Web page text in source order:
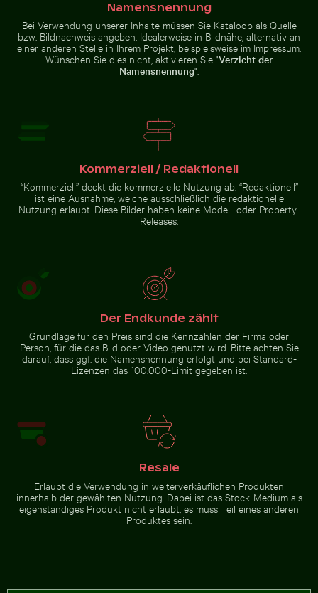
Verschwommene Waldszene mit
Bewegungseffekt
Detailreiche Wandmalereien am Eingang von Wat Phra
Detailreiche Wandmalereien am Eingang von
Wat Phra Kaeo Schneebedecktes
Verkehrsschild in
Einsamer Spaziergang am Thai Mueang Strand
Zur Stock-Kollektion
Namensnennung
Bei Verwendung unserer Inhalte müssen Sie Kataloop als Quelle
bzw. Bildnachweis angeben. Idealerweise in Bildnähe, alternativ an
einer anderen Stelle in Ihrem Projekt, beispielsweise im Impressum.
Wünschen Sie dies nicht, aktivieren Sie "Verzicht der
Namensnennung".
Kommerziell / Redaktionell
“Kommerziell” deckt die kommerzielle Nutzung ab. “Redaktionell”
ist eine Ausnahme, welche ausschließlich die redaktionelle
Nutzung erlaubt. Diese Bilder haben keine Model- oder Property-
Releases.
Der Endkunde zählt
Grundlage für den Preis sind die Kennzahlen der Firma oder
Person, für die das Bild oder Video genutzt wird. Bitte achten Sie
darauf, dass ggf. die Namensnennung erfolgt und bei Standard-
Lizenzen das 100.000-Limit gegeben ist.
Resale
Erlaubt die Verwendung in weiterverkäuflichen Produkten
innerhalb der gewählten Nutzung. Dabei ist das Stock-Medium als
eigenständiges Produkt nicht erlaubt, es muss Teil eines anderen
Produktes sein.